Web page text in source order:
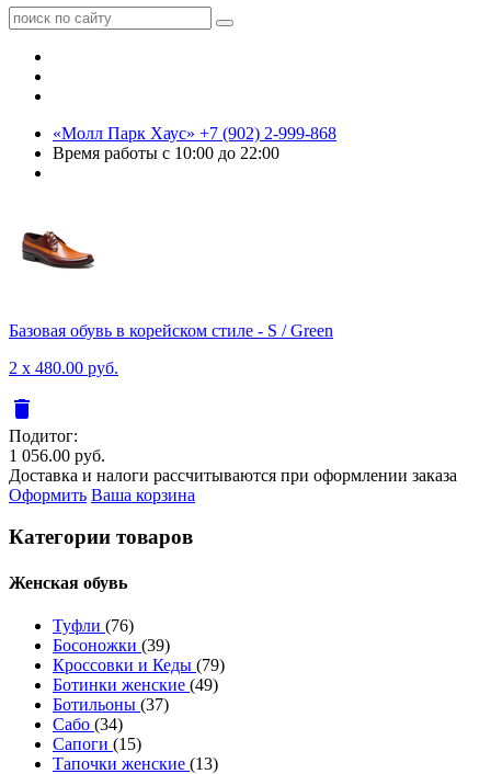
«Молл Парк Хаус» +7 (902) 2-999-868
Время работы с 10:00 до 22:00
Базовая обувь в корейском стиле - S / Green
2 x 480.00 руб.
delete
Подитог:
1 056.00 руб.
Доставка и налоги рассчитываются при оформлении заказа
Оформить Ваша корзина
Категории товаров
Женcкая обувь
Туфли (76)
Босоножки (39)
Кроссовки и Кеды (79)
Ботинки женские (49)
Ботильоны (37)
Сабо (34)
Сапоги (15)
Тапочки женские (13)